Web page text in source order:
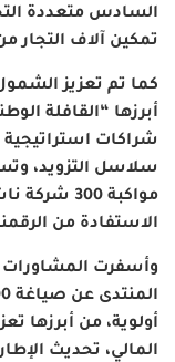
السادس متعددة
تمكين آلاف التجار
كما تم تعزيز
أبرزها “القافلة
شراكات
الاستفادة من
وأسفرت المشاورات
أولوية، من أبرزها
المالي، تحديث